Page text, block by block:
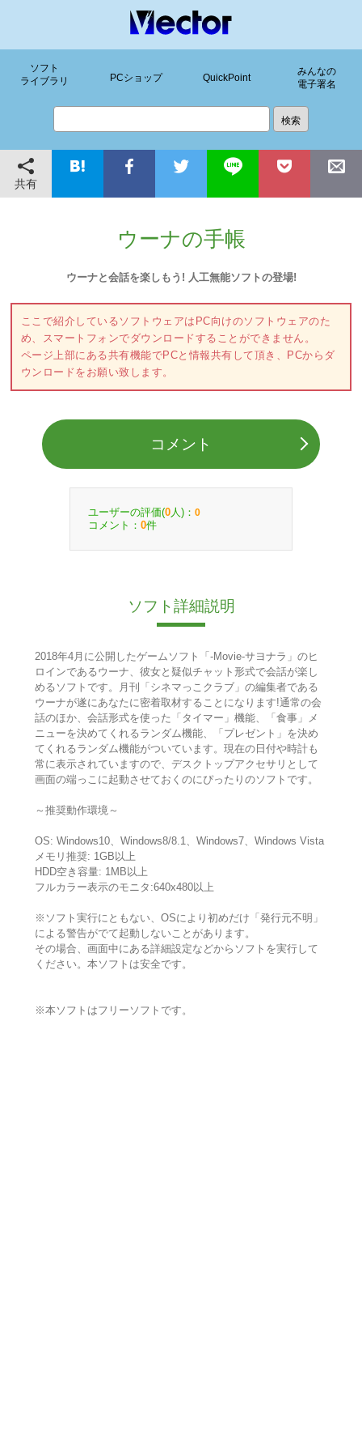
ソフト
ライブラリ
PCショップ QuickPoint
みんなの
電子署名
共有
ウーナの手帳
ウーナと会話を楽しもう! 人工無能ソフトの登場!
ここで紹介しているソフトウェアはPC向けのソフトウェアのた
め、スマートフォンでダウンロードすることができません。
ページ上部にある共有機能でPCと情報共有して頂き、PCからダ
ウンロードをお願い致します。
コメント
ユーザーの評価(0 人)： 0
コメント： 0件
ソフト詳細説明
2018年4月に公開したゲームソフト「-Movie-サヨナラ」のヒ
ロインであるウーナ、彼女と疑似チャット形式で会話が楽し
めるソフトです。月刊「シネマっこクラブ」の編集者である
ウーナが遂にあなたに密着取材することになります!通常の会
話のほか、会話形式を使った「タイマー」機能、「食事」メ
ニューを決めてくれるランダム機能、「プレゼント」を決め
てくれるランダム機能がついています。現在の日付や時計も
常に表示されていますので、デスクトップアクセサリとして
画面の端っこに起動させておくのにぴったりのソフトです。
～推奨動作環境～
OS: Windows10、Windows8/8.1、Windows7、Windows Vista
メモリ推奨: 1GB以上
HDD空き容量: 1MB以上
フルカラー表示のモニタ:640x480以上
※ソフト実行にともない、OSにより初めだけ「発行元不明」
による警告がでて起動しないことがあります。
その場合、画面中にある詳細設定などからソフトを実行して
ください。本ソフトは安全です。
※本ソフトはフリーソフトです。